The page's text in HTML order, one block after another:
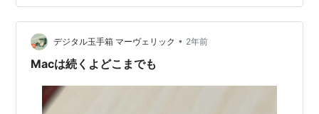
替え時かな〜とは思いつつ、 やっぱり「今すぐ必要！」
という状態だったので、 どうしても PCが必要だから 覚
悟決めて新しいMacをお迎えしました😇💻 設定やイ…
デジタル玉手箱 マーヴェリック • 2年前
Macは続くよどこまでも